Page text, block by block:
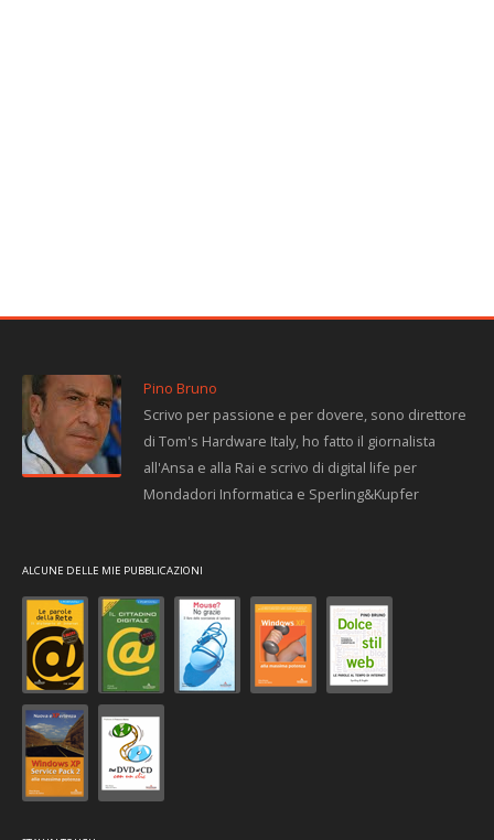
Pino Bruno
Scrivo per passione e per dovere, sono direttore
di Tom's Hardware Italy, ho fatto il giornalista
all'Ansa e alla Rai e scrivo di digital life per
Mondadori Informatica e Sperling&Kupfer
ALCUNE DELLE MIE PUBBLICAZIONI